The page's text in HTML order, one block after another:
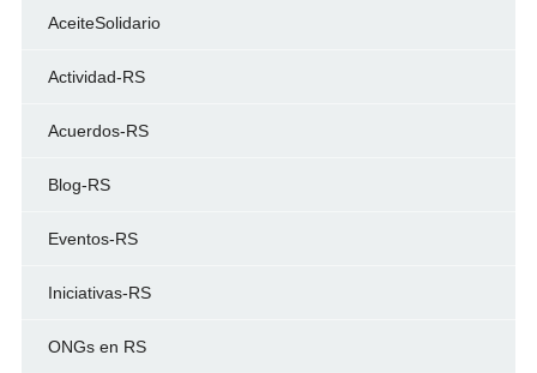
AceiteSolidario
Actividad-RS
Acuerdos-RS
Blog-RS
Eventos-RS
Iniciativas-RS
ONGs en RS